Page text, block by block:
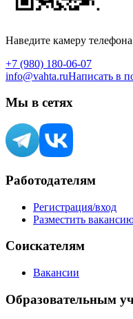
Наведите камеру
+7 (980) 180-06-07
info@vahta.ruНаписать в
Мы в сетях
Работодателям
Регистрация/вход
Разместить
Соискателям
Вакансии
Образовательным